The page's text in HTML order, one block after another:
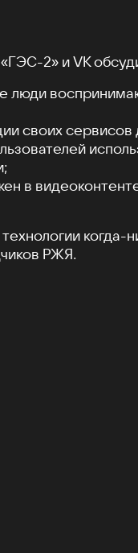
2» и VK
люди
своих сервисов
в
когда-
РЖЯ.